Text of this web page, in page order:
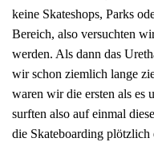
keine Skateshops, Parks
Bereich, also versuchten
werden. Als dann das
wir schon ziemlich lange
waren wir die ersten als es
surften also auf einmal
die Skateboarding plötzlich